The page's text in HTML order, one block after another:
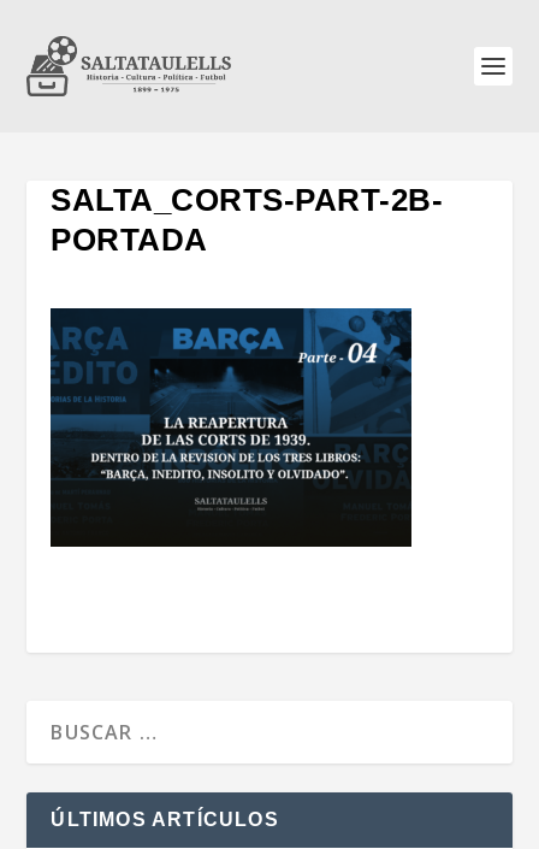
SALTA_CORTS-PART-2B-
PORTADA
ÚLTIMOS ARTÍCULOS